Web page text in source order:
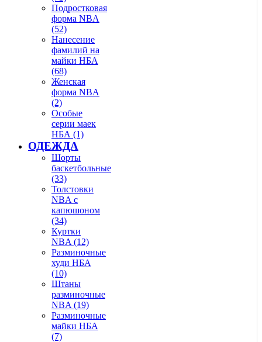
Подростковая
форма NBA
(52)
Нанесение
фамилий на
майки НБА
(68)
Женская
форма NBA
(2)
Особые
серии маек
НБА (1)
ОДЕЖДА
Шорты
баскетбольные
(33)
Толстовки
NBA с
капюшоном
(34)
Куртки
NBA (12)
Разминочные
худи НБА
(10)
Штаны
разминочные
NBA (19)
Разминочные
майки НБА
(7)